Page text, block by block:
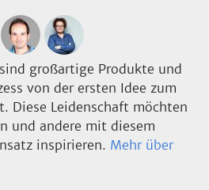
großartige Produkte und
von der ersten Idee zum
Diese Leidenschaft möchten
und andere mit diesem
inspirieren. Mehr über